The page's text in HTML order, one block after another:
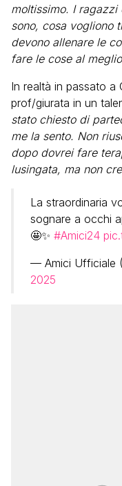
moltissimo. I
sono, cosa vogliono
devono allenare le
fare le cose al meglio
In realtà in passato a
prof/giurata in un
stato chiesto di
me la sento. Non
dopo dovrei fare
lusingata, ma non
La straordinaria
sognare a occhi
🤩✨ #Amici24
— Amici Ufficiale
2025